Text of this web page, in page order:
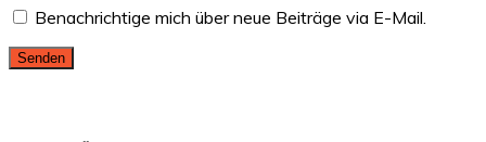
Benachrichtige mich über neue Beiträge via E-Mail.